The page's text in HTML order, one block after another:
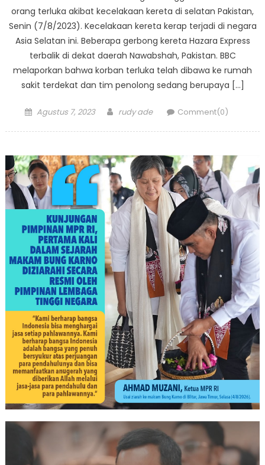
orang terluka akibat kecelakaan kereta di selatan Pakistan,
Senin (7/8/2023). Kecelakaan kereta kerap terjadi di negara
Asia Selatan ini. Beberapa gerbong kereta Hazara Express
terbalik di dekat daerah Nawabshah, Pakistan. BBC
melaporkan bahwa korban terluka telah dibawa ke rumah
sakit terdekat dan tim penolong sedang berupaya […]
Posted
Agustus 7, 2023 Author
rudy ade Comment(0)